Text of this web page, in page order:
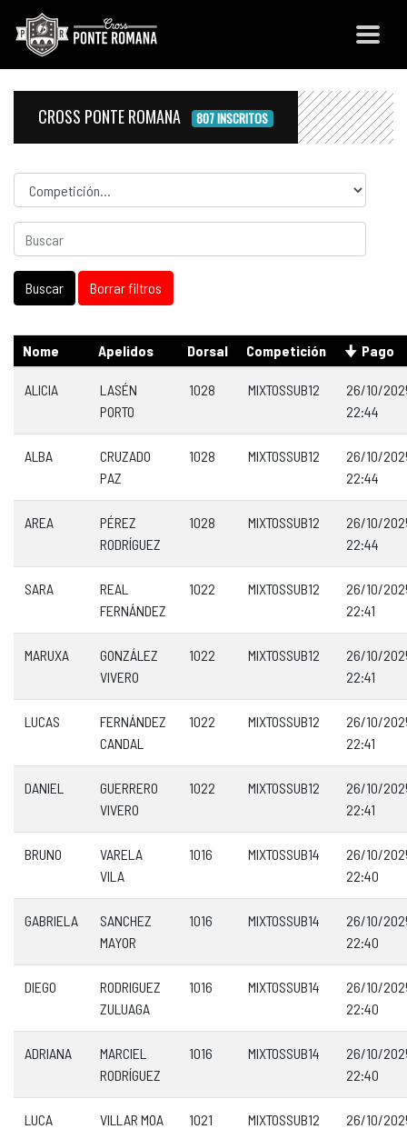
CROSS PONTE ROMANA 807 INSCRITOS
Competicion
Nome Apelidos Dorsal Competición Pago
ALICIA
LASÉN
PORTO
1028 MIXTOSSUB12
26/10/
22:44
ALBA
CRUZADO
PAZ
1028 MIXTOSSUB12
26/10/
22:44
AREA
PÉREZ
RODRÍGUEZ
1028 MIXTOSSUB12
26/10/
22:44
SARA
REAL
FERNÁNDEZ
1022 MIXTOSSUB12
26/10/
22:41
MARUXA
GONZÁLEZ
VIVERO
1022 MIXTOSSUB12
26/10/
22:41
LUCAS
FERNÁNDEZ
CANDAL
1022 MIXTOSSUB12
26/10/
22:41
DANIEL
GUERRERO
VIVERO
1022 MIXTOSSUB12
26/10/
22:41
BRUNO
VARELA
VILA
1016 MIXTOSSUB14
26/10/
22:40
GABRIELA
SANCHEZ
MAYOR
1016 MIXTOSSUB14
26/10/
22:40
DIEGO
RODRIGUEZ
ZULUAGA
1016 MIXTOSSUB14
26/10/
22:40
ADRIANA
MARCIEL
RODRÍGUEZ
1016 MIXTOSSUB14
26/10/
22:40
LUCA VILLAR MOA 1021 MIXTOSSUB12
26/10/